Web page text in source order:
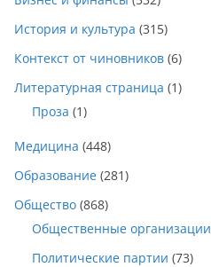
История и культура (315)
Контекст от чиновников (6)
Литературная страница (1)
Проза (1)
Медицина (448)
Образование (281)
Общество (868)
Общественные организации
Политические партии (73)